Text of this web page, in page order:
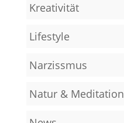
Kreativität
Lifestyle
Narzissmus
Natur & Meditation